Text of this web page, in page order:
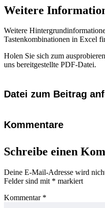
Weitere
Weitere
Tastenkombinationen in Excel
Holen Sie sich zum
uns bereitgestellte PDF-Datei.
Datei zum Beitrag
Kommentare
Schreibe einen
Deine E-Mail-Adresse wird
Felder sind mit * markiert
Kommentar *